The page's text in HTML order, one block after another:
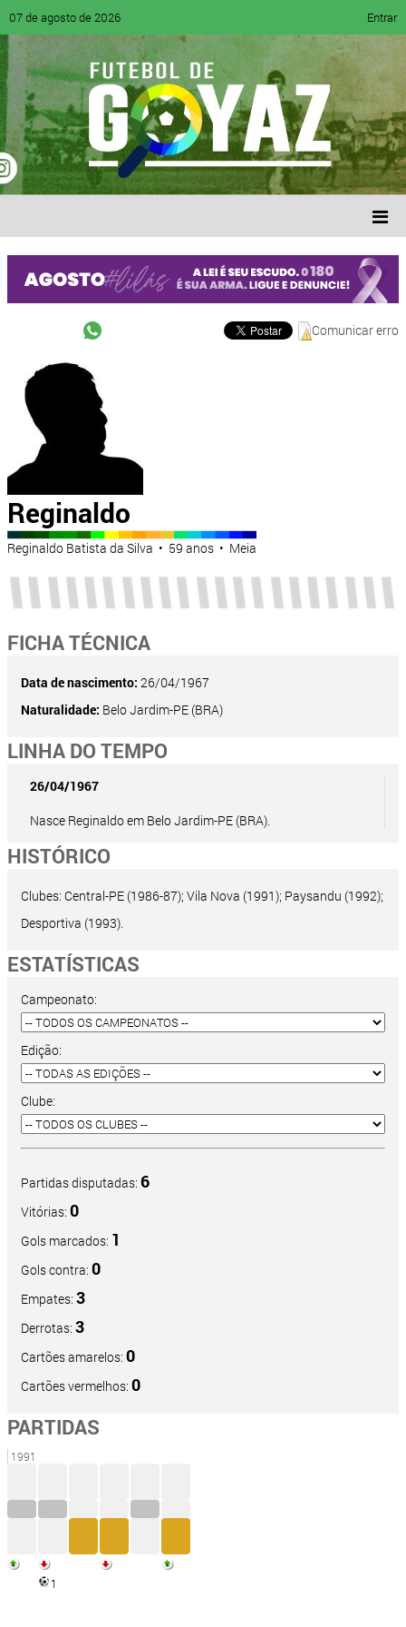
07 de agosto de 2026 Entrar
Comunicar erro
Reginaldo
Reginaldo Batista da Silva • 59 anos • Meia
FICHA TÉCNICA
Data de nascimento: 26/04/1967
Naturalidade: Belo Jardim-PE (BRA)
LINHA DO TEMPO
26/04/1967
Nasce Reginaldo em Belo Jardim-PE (BRA).
HISTÓRICO
Clubes: Central-PE (1986-87); Vila Nova (1991); Paysandu (1992);
Desportiva (1993).
ESTATÍSTICAS
Campeonato:
Edição:
Clube:
Partidas disputadas: 6
Vitórias: 0
Gols marcados: 1
Gols contra: 0
Empates: 3
Derrotas: 3
Cartões amarelos: 0
Cartões vermelhos: 0
PARTIDAS
1991
1